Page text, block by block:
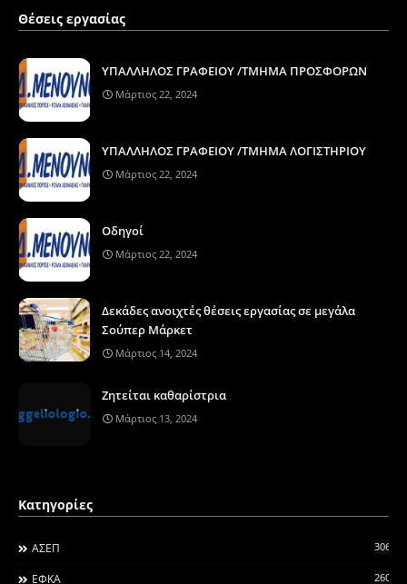
Θέσεις εργασίας
ΥΠΑΛΛΗΛΟΣ ΓΡΑΦΕΙΟΥ /ΤΜΗΜΑ ΠΡΟΣΦΟΡΩΝ
Μάρτιος 22, 2024
ΥΠΑΛΛΗΛΟΣ ΓΡΑΦΕΙΟΥ /ΤΜΗΜΑ ΛΟΓΙΣΤΗΡΙΟΥ
Μάρτιος 22, 2024
Οδηγοί
Μάρτιος 22, 2024
Δεκάδες ανοιχτές θέσεις εργασίας σε μεγάλα
Σούπερ Μάρκετ
Μάρτιος 14, 2024
Ζητείται καθαρίστρια
Μάρτιος 13, 2024
Κατηγορίες
ΑΣΕΠ 306
ΕΦΚΑ 260